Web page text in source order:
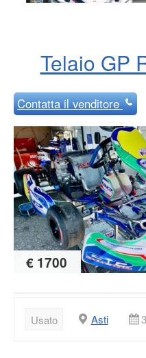
Telaio GP
Contattail venditore
€ 1700
Usato Asti